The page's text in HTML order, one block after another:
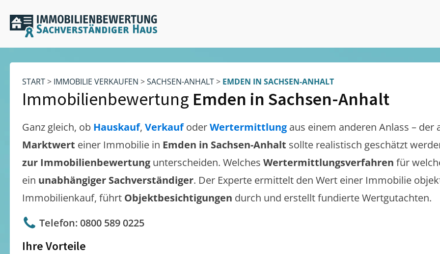
START> IMMOBILIE VERKAUFEN >SACHSEN-ANHALT> EMDEN IN SACHSEN-ANHALT
Immobilienbewertung Emden in Sachsen-Anhalt
Ganz gleich, ob Hauskauf, VerkaufoderWertermittlung aus einem anderen Anlass – der
Marktwert einer Immobilie in Emden in Sachsen-Anhalt sollte realistisch geschätzt
zur Immobilienbewertung unterscheiden. Welches Wertermittlungsverfahren für
ein unabhängiger Sachverständiger. Der Experte ermittelt den Wert einer Immobilie
Immobilienkauf, führt Objektbesichtigungen durch und erstellt fundierte Wertgutachten.
Telefon: 0800 589 0225
Ihre Vorteile